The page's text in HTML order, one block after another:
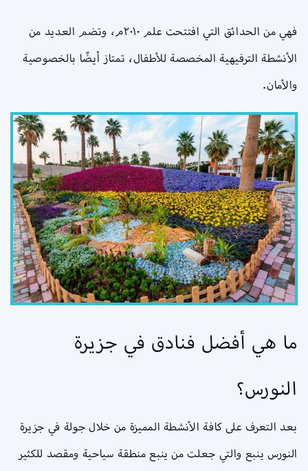
فهي من الحدائق التي افتتحت علم ٢٠١٠م، وتضم العديد من
الأنشطة الترفيهية المخصصة للأطفال، تمتاز أيضًا بالخصوصية
والأمان.
ما هي أفضل فنادق في جزيرة
النورس؟
بعد التعرف على كافة الأنشطة المميزة من خلال جولة في جزيرة
النورس ينبع والتي جعلت من ينبع منطقة سياحية ومقصد للكثير